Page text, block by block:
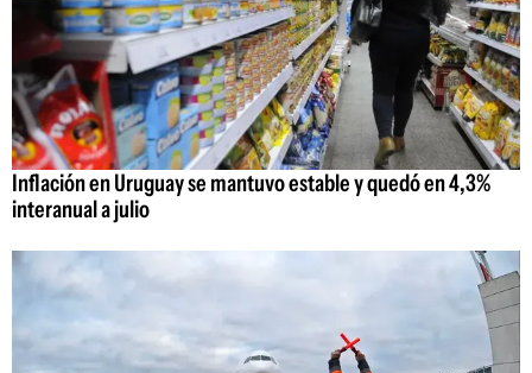
Inflación en Uruguay se mantuvo estable y quedó en 4,3%
interanual a julio